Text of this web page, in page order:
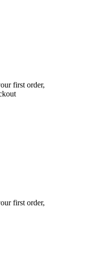
first order,
first order,